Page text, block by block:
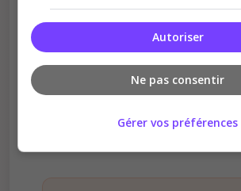
Récompenses
votants
Autoriser
Ne pas consentir
Gérer vos préférences